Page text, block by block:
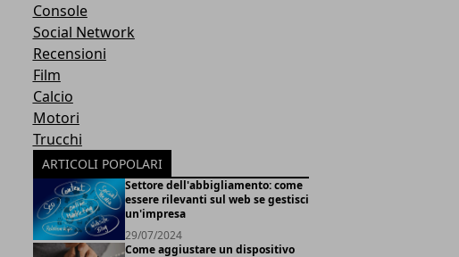
Console
Social Network
Recensioni
Film
Calcio
Motori
Trucchi
ARTICOLI POPOLARI
Settore dell'abbigliamento: come
essere rilevanti sul web se gestisci
un'impresa
29/07/2024
Come aggiustare un dispositivo